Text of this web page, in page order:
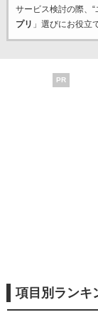
サービス検討の際、
プリ 」選びにお役立
PR
項目別ランキ